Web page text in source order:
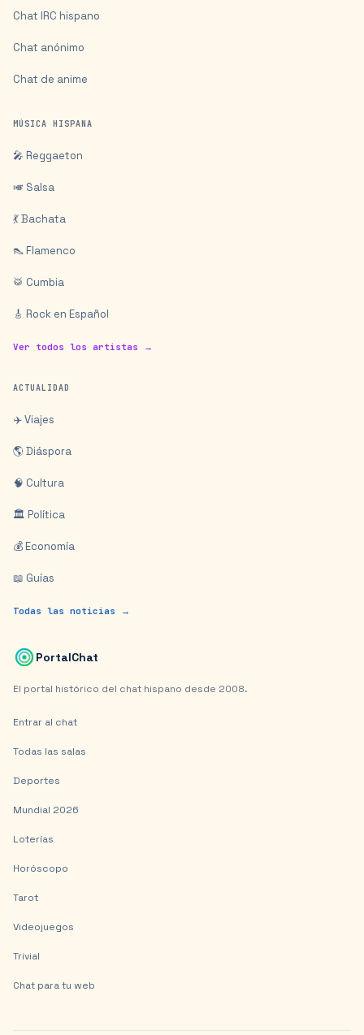
Chat IRC hispano
Chat anónimo
Chat de anime
MÚSICA HISPANA
🎤 Reggaeton
🎺 Salsa
💃 Bachata
👠 Flamenco
🥁 Cumbia
🎸 Rock en Español
Ver todos los artistas →
ACTUALIDAD
✈️ Viajes
🌎 Diáspora
🧠 Cultura
🏛️ Política
💰 Economía
📖 Guías
Todas las noticias →
PortalChat
El portal histórico del chat hispano desde 2008.
Entrar al chat
Todas las salas
Deportes
Mundial 2026
Loterías
Horóscopo
Tarot
Videojuegos
Trivial
Chat para tu web